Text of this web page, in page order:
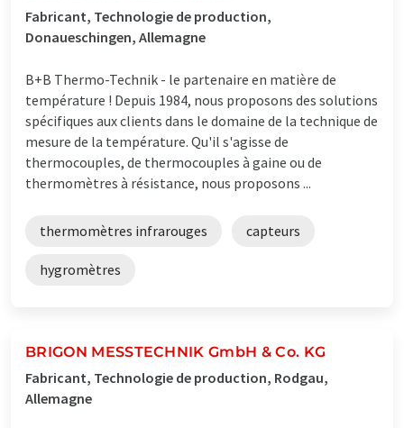
Fabricant, Technologie de production,
Donaueschingen, Allemagne
B+B Thermo-Technik - le partenaire en matière de
température ! Depuis 1984, nous proposons des solutions
spécifiques aux clients dans le domaine de la technique de
mesure de la température. Qu'il s'agisse de
thermocouples, de thermocouples à gaine ou de
thermomètres à résistance, nous proposons ...
thermomètres infrarouges capteurs
hygromètres
BRIGON MESSTECHNIK GmbH & Co. KG
Fabricant, Technologie de production, Rodgau,
Allemagne